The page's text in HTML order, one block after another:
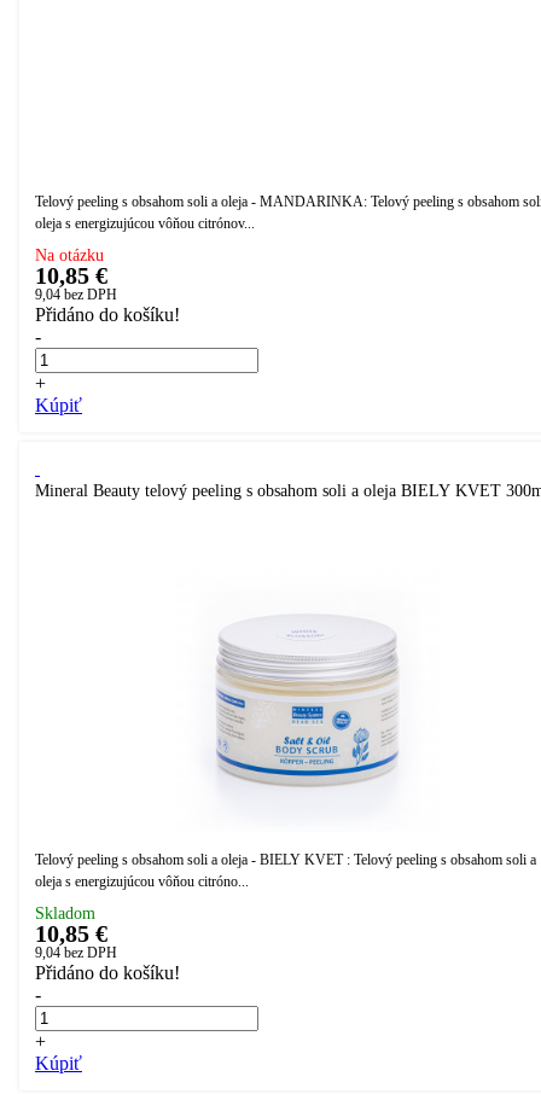
Telový peeling s obsahom soli a oleja - MANDARINKA: Telový peeling s obsahom
oleja s energizujúcou vôňou citrónov...
Na otázku
10,85 €
9,04 bez DPH
Přidáno do košíku!
-
+
Kúpiť
Mineral Beauty telový peeling s obsahom soli a oleja BIELY KVET
Telový peeling s obsahom soli a oleja - BIELY KVET : Telový peeling s obsahom soli a
oleja s energizujúcou vôňou citróno...
Skladom
10,85 €
9,04 bez DPH
Přidáno do košíku!
-
+
Kúpiť